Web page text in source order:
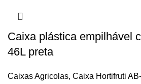
Caixa plástica empilhável
46L preta
Caixas Agricolas, Caixa Hortifruti